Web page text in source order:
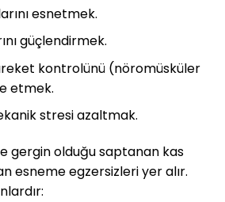
esnetmek.
güçlendirmek.
kontrolünü (nöromüsküler
etmek.
stresi azaltmak.
gergin olduğu saptanan kas
esneme egzersizleri yer alır.